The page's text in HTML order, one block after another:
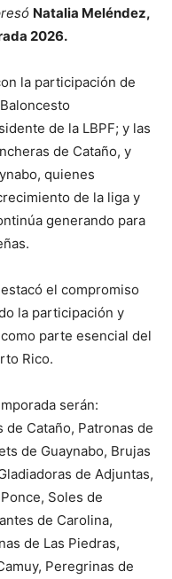
Natalia Meléndez,
2026.
la participación de
de la LBPF; y las
de Cataño, y
quienes
de la liga y
generando para
el compromiso
la participación y
parte esencial del
Rico.
serán:
de Cataño, Patronas de
de Guaynabo, Brujas
de Adjuntas,
Soles de
de Carolina,
de Las Piedras,
Peregrinas de